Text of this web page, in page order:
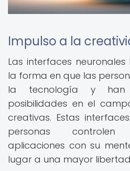
Impulso a la
Las interfaces
la forma en que las
la tecnología y han
posibilidades en el
creativas. Estas
personas
aplicaciones con su
lugar a una mayor